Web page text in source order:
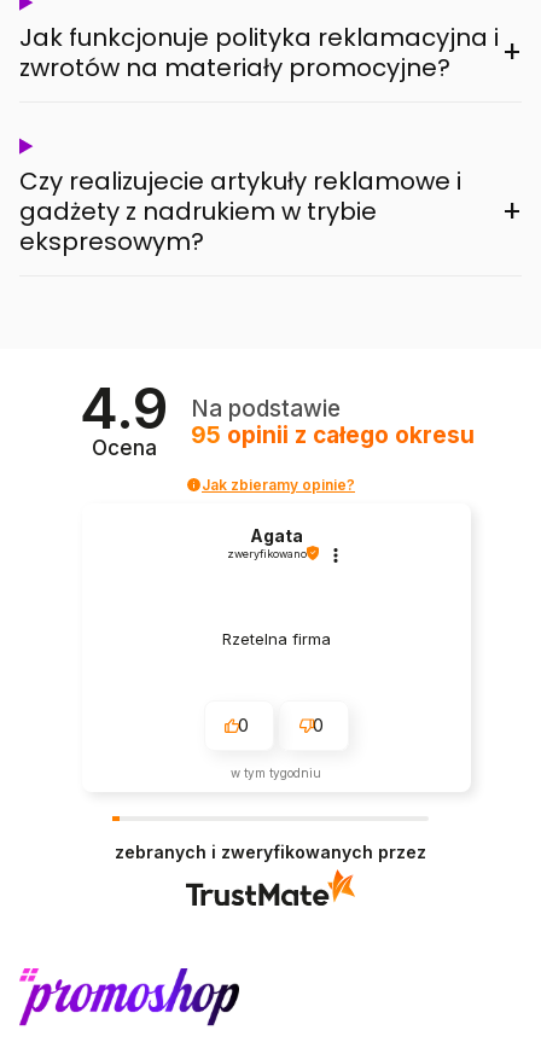
Jak funkcjonuje polityka reklamacyjna i
zwrotów na materiały promocyjne?
+
Czy realizujecie artykuły reklamowe i
gadżety z nadrukiem w trybie
ekspresowym?
+
4.9
Ocena
Na podstawie
95 opinii z całego okresu
Jak zbieramy opinie?
Agata
zweryfikowano
Rzetelna firma
0 0
w tym tygodniu
zebranych i zweryfikowanych przez